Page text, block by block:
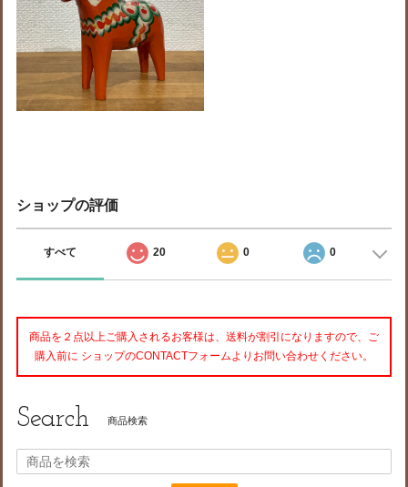
ショップの評価
すべて 20 0 0
商品を２点以上ご購入されるお客様は、送料が割引になりますので、ご
購入前に ショップのCONTACTフォームよりお問い合わせください。
Search 商品検索